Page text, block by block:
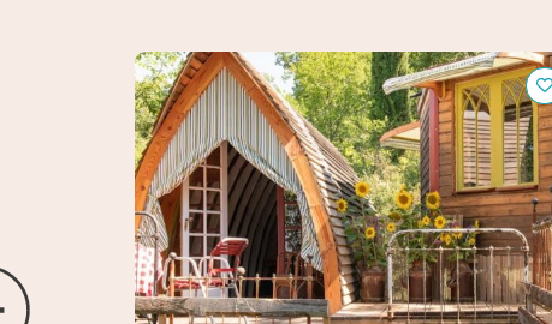
Les Roulottes de Rita, insolites